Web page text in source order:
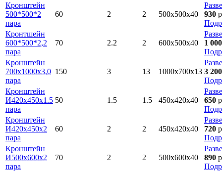
Кронштейн
500*500*2
пара
60 2 2 500х500х40
930
Кронтшейн
600*500*2,2
пара
70 2.2 2 600х500х40
1 000
Кронштейн
700х1000х3,0
пара
150 3 13 1000х700х13 3 200
Кронштейн
И420х450х1.5
пара
50 1.5 1.5 450х420х40
650
Кронштейн
И420х450х2
пара
60 2 2 450х420х40
720
Кронштейн
И500х600х2
пара
70 2 2 500х600х40
890